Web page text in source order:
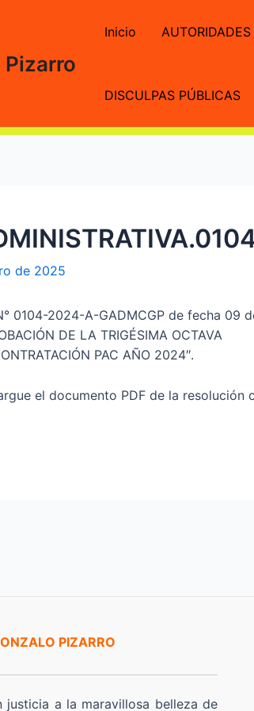
Pizarro
Inicio AUTORIDADES
DISCULPAS PÚBLICAS
de 2025
0104-2024-A-GADMCGP de fecha 09
DE LA TRIGÉSIMA OCTAVA
PAC AÑO 2024″.
el documento PDF de la resolución
PIZARRO
a la maravillosa belleza de